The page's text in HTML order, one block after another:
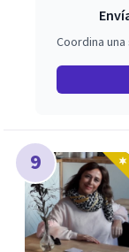
Coordina
9